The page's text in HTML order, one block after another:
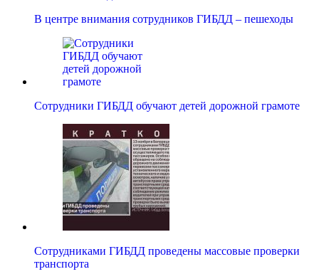
В центре внимания сотрудников ГИБДД – пешеходы
Сотрудники ГИБДД обучают детей дорожной грамоте
Сотрудниками ГИБДД проведены массовые проверки
транспорта